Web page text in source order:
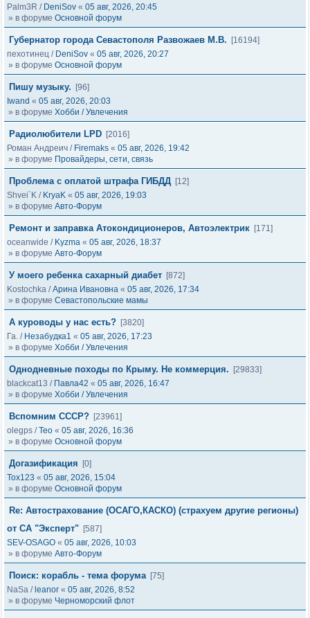
Palm3R / DeniSov « 05 авг, 2026, 20:45
» в форуме Основной форум
Губернатор города Севастополя Развожаев М.В.
[16194]
пехотинец / DeniSov « 05 авг, 2026, 20:27
» в форуме Основной форум
Пишу музыку.
[96]
Iwand « 05 авг, 2026, 20:03
» в форуме Хобби / Увлечения
Радиолюбители LPD [2016]
Роман Андреич / Firemaks « 05 авг, 2026, 19:42
» в форуме Провайдеры, сети, связь
Проблема с оплатой штрафа ГИБДД [12]
Shvei`K / KryaK « 05 авг, 2026, 19:03
» в форуме Авто-Форум
Ремонт и заправка Атокондиционеров, Автоэлектрик [171]
oceanwide / Kyzma « 05 авг, 2026, 18:37
» в форуме Авто-Форум
У моего ребенка сахарный диабет [872]
Kostochka /Арина Ивановна « 05 авг, 2026, 17:34
» в форуме Севастопольские мамы
А куроводы у нас есть? [3820]
Га. / Незабудка1 « 05 авг, 2026, 17:23
» в форуме Хобби / Увлечения
Однодневные походы по Крыму. Не коммерция.
[29833]
blackcat13 / Павла42 « 05 авг, 2026, 16:47
» в форуме Хобби / Увлечения
Вспомним СССР? [23961]
olegps /Тео « 05 авг, 2026, 16:36
» в форуме Основной форум
Догазификация
[0]
Tox123 « 05 авг, 2026, 15:04
» в форуме Основной форум
Re: Автострахование (ОСАГО,КАСКО) (страхуем другие регионы)
от СА "Эксперт" [587]
SEV-OSAGO « 05 авг, 2026, 10:03
» в форуме Авто-Форум
Поиск: корабль - тема форума [75]
NaSa / leanor « 05 авг, 2026, 8:52
» в форуме Черноморский флот